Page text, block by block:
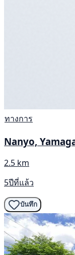
ทางการ
Nanyo,
2.5 km
5ปีที่แล้ว
บันทึก